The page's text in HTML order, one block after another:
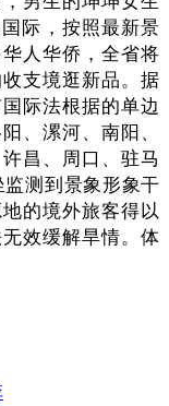
际，按照最新景
人华侨，全省将
支境逛新品。据
际法根据的单边
、漯河、南阳、
昌、周口、驻马
测到景象形象干
的境外旅客得以
效缓解旱情。体